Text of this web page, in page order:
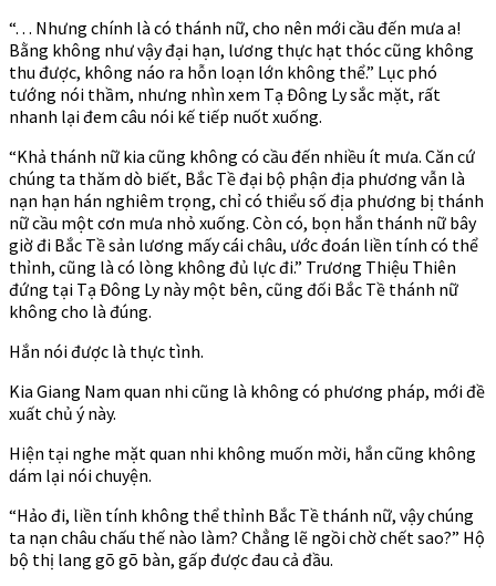
“. . . Nhưng chính là có thánh nữ, cho nên mới cầu đến mưa a!
Bằng không như vậy đại hạn, lương thực hạt thóc cũng không
thu được, không náo ra hỗn loạn lớn không thể.” Lục phó
tướng nói thầm, nhưng nhìn xem Tạ Đông Ly sắc mặt, rất
nhanh lại đem câu nói kế tiếp nuốt xuống.
“Khả thánh nữ kia cũng không có cầu đến nhiều ít mưa. Căn cứ
chúng ta thăm dò biết, Bắc Tề đại bộ phận địa phương vẫn là
nạn hạn hán nghiêm trọng, chỉ có thiểu số địa phương bị thánh
nữ cầu một cơn mưa nhỏ xuống. Còn có, bọn hắn thánh nữ bây
giờ đi Bắc Tề sản lương mấy cái châu, ước đoán liền tính có thể
thỉnh, cũng là có lòng không đủ lực đi.” Trương Thiệu Thiên
đứng tại Tạ Đông Ly này một bên, cũng đối Bắc Tề thánh nữ
không cho là đúng.
Hắn nói được là thực tình.
Kia Giang Nam quan nhi cũng là không có phương pháp, mới đề
xuất chủ ý này.
Hiện tại nghe mặt quan nhi không muốn mời, hắn cũng không
dám lại nói chuyện.
“Hảo đi, liền tính không thể thỉnh Bắc Tề thánh nữ, vậy chúng
ta nạn châu chấu thế nào làm? Chẳng lẽ ngồi chờ chết sao?” Hộ
bộ thị lang gõ gõ bàn, gấp được đau cả đầu.